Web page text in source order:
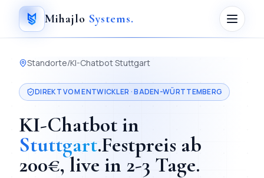
Mihajlo Systems.
Standorte/KI-ChatbotStuttgart
DIREKT VOM ENTWICKLER ·BADEN-WÜRTTEMBERG
KI-Chatbot in
Stuttgart.Festpreis ab
200€, live in 2-3 Tage.